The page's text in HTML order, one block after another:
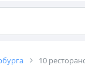
10